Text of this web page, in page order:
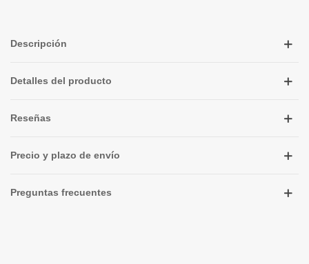
Descripción
Detalles del producto
Reseñas
Precio y plazo de envío
Preguntas frecuentes